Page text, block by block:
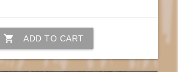
shopping_cart ADD TO CART